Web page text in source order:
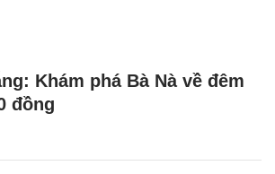
Khám phá Bà Nà về đêm
đồng